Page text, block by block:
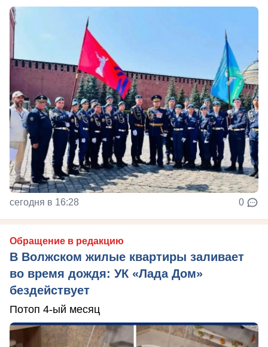
сегодня в 16:28 0
Обращение в редакцию
В Волжском жилые квартиры заливает
во время дождя: УК «Лада Дом»
бездействует
Потоп 4-ый месяц